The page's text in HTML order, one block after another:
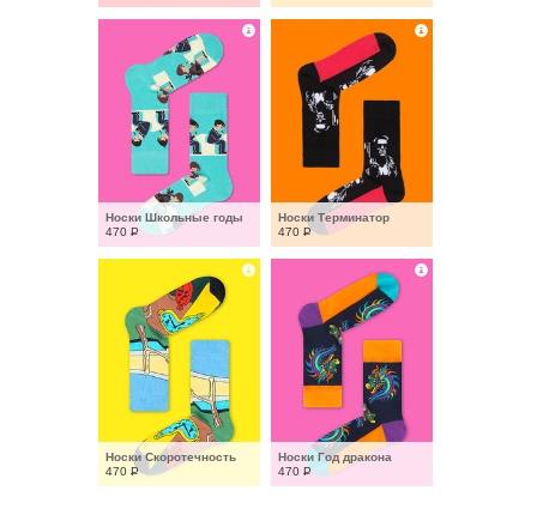
Носки Школьные годы
470 Р
Носки Терминатор
470 Р
Носки Скоротечность
470 Р
Носки Год дракона
470 Р